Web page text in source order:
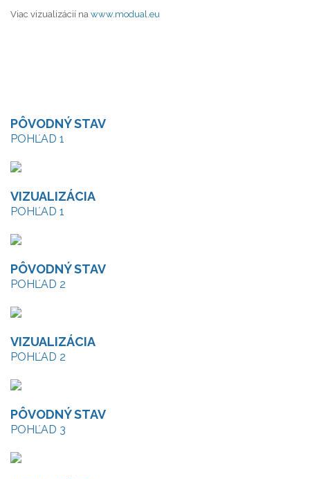
Viac vizualizácií na www.modual.eu
PÔVODNÝ STAV
POHĽAD 1
VIZUALIZÁCIA
POHĽAD 1
PÔVODNÝ STAV
POHĽAD 2
VIZUALIZÁCIA
POHĽAD 2
PÔVODNÝ STAV
POHĽAD 3